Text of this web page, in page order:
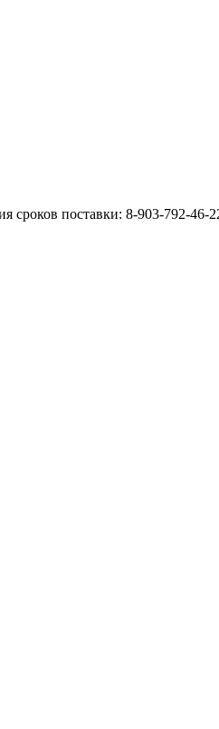
сроков поставки: 8-903-792-46-